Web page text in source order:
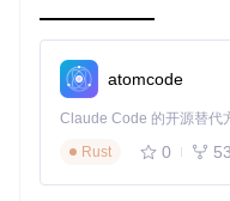
尝试一下：创建一个"通
曲并按节奏排序，体验
重点提炼 ：科学的歌单管
更能帮助你在不同场景快
如何通过音效调节
atomcode
Rust
0